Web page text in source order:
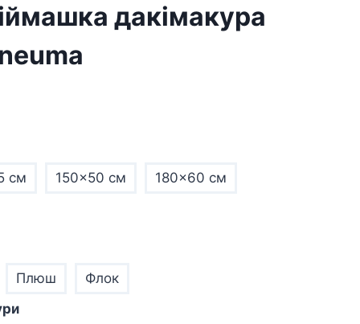
дакімакура
см 150x50 см 180x60 см
Плюш
Флок